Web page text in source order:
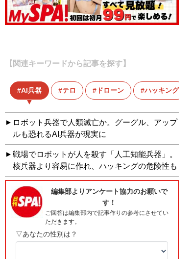
【関連キーワードから記事を探す】
AI兵器 テロ ドローン ハッキング
ロボット兵器で人類滅亡か。グーグル、アップ
ルも恐れるAI兵器が現実に
戦場でロボットが人を殺す「人工知能兵器」。
核兵器より容易に作れ、ハッキングの危険性も